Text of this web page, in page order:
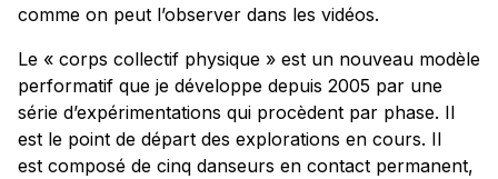
comme on peut l’observer dans les vidéos.
Le « corps collectif physique » est un nouveau modèle
performatif que je développe depuis 2005 par une
série d’expérimentations qui procèdent par phase. Il
est le point de départ des explorations en cours. Il
est composé de cinq danseurs en contact permanent,